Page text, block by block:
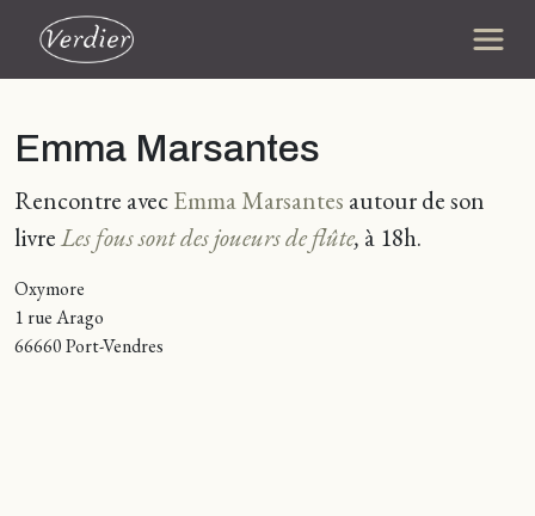
Emma Marsantes
Rencontre avecEmma Marsantes autour de son
livreLes fous sont des joueurs de flûte, à 18h.
Oxymore
1 rue Arago
66660 Port-Vendres